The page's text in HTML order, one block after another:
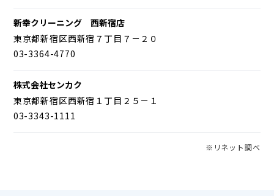
新幸クリーニング 西新宿店
東京都新宿区西新宿７丁目７－２０
03-3364-4770
株式会社センカク
東京都新宿区西新宿１丁目２５－１
03-3343-1111
※リネット調べ